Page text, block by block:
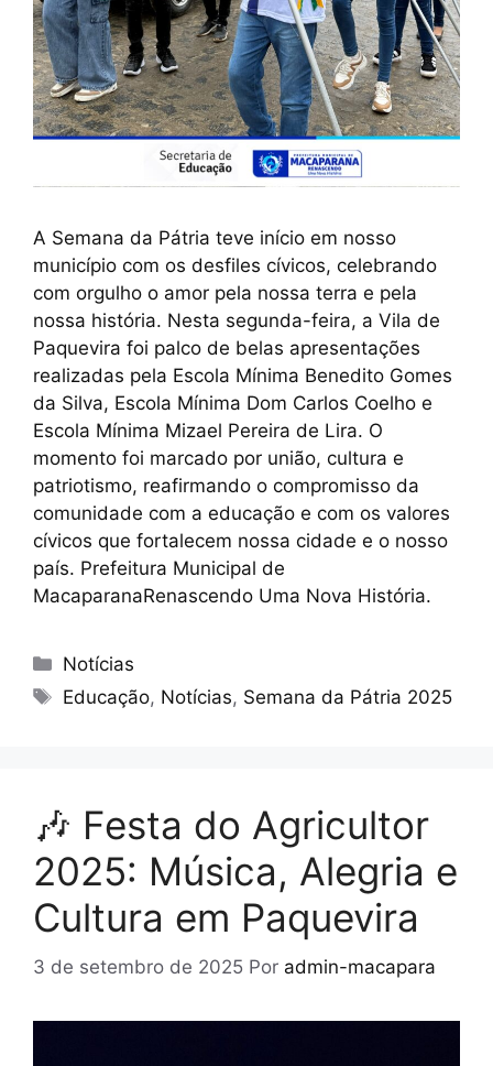
A Semana da Pátria teve início em nosso
município com os desfiles cívicos, celebrando
com orgulho o amor pela nossa terra e pela
nossa história. Nesta segunda-feira, a Vila de
Paquevira foi palco de belas apresentações
realizadas pela Escola Mínima Benedito Gomes
da Silva, Escola Mínima Dom Carlos Coelho e
Escola Mínima Mizael Pereira de Lira. O
momento foi marcado por união, cultura e
patriotismo, reafirmando o compromisso da
comunidade com a educação e com os valores
cívicos que fortalecem nossa cidade e o nosso
país. Prefeitura Municipal de
MacaparanaRenascendo Uma Nova História.
Notícias
Educação, Notícias, Semana da Pátria 2025
🎶 Festa do Agricultor
2025: Música, Alegria e
Cultura em Paquevira
3 de setembro de 2025 Por admin-macapara